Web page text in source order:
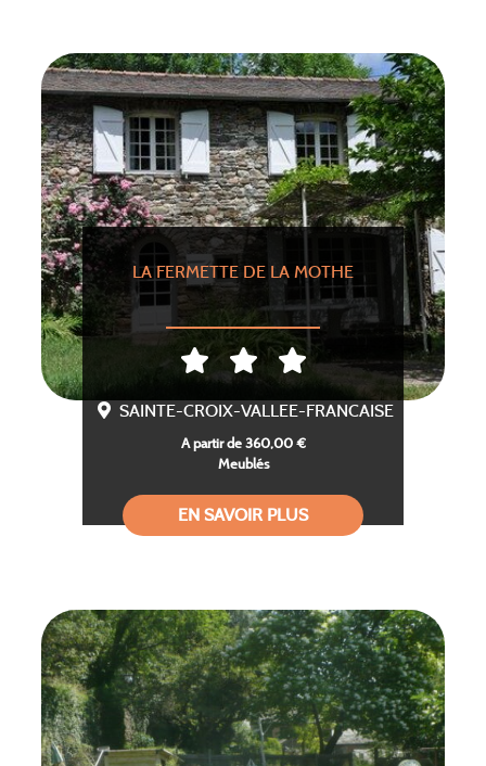
LA FERMETTE DE LA MOTHE
SAINTE-CROIX-VALLEE-FRANCAISE
A partir de 360,00 €
Meublés
EN SAVOIR PLUS